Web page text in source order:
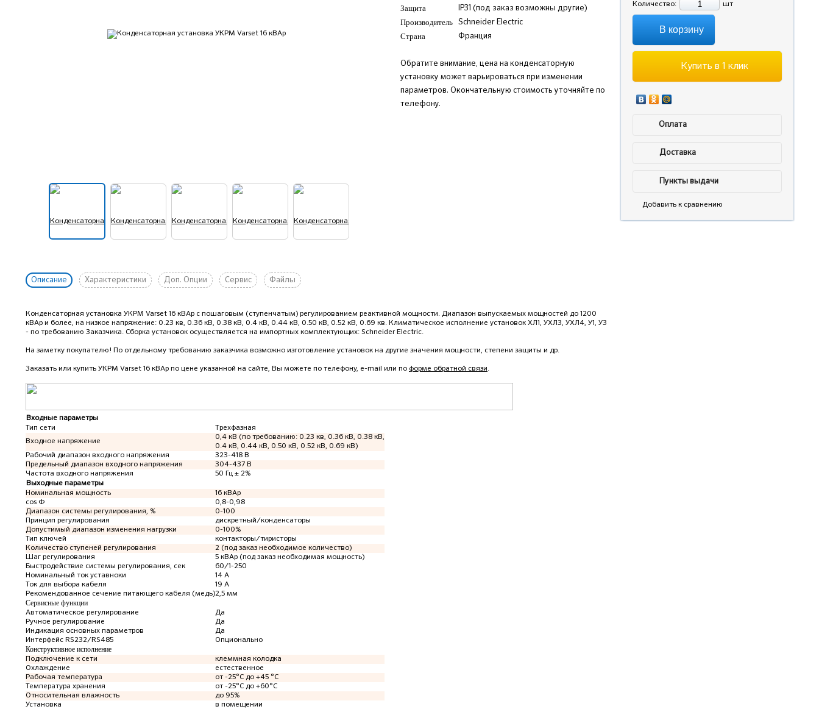
Количество: шт
В корзину
Купить в 1 клик
Оплата
Доставка
Пункты выдачи
Добавить к сравнению
Защита IP31 (под заказ возможны другие)
Производитель Schneider Electric
Страна Франция
Обратите внимание, цена на конденсаторную
установку может варьироваться при изменении
параметров. Окончательную стоимость уточняйте по
телефону.
Описание Характеристики Доп. Опции Сервис Файлы
Конденсаторная установка УКРМ Varset 16 кВАр с пошаговым (ступенчатым) регулированием реактивной мощности. Диапазон выпускаемых мощностей до 1200
кВАр и более, на низкое напряжение: 0.23 кв, 0.36 кВ, 0.38 кВ, 0.4 кВ, 0.44 кВ, 0.50 кВ, 0.52 кВ, 0.69 кв. Климатическое исполнение установок ХЛ1, УХЛ3, УХЛ4, У1, У3
- по требованию Заказчика. Сборка установок осуществляется на импортных комплектующих: Schneider Electric.
На заметку покупателю! По отдельному требованию заказчика возможно изготовление установок на другие значения мощности, степени защиты и др.
Заказать или купить УКРМ Varset 16 кВАр по цене указанной на сайте, Вы можете по телефону, e-mail или по форме обратной связи.
Входные параметры
Тип сети
Трехфазная
Входное напряжение
0,4 кВ (по требованию: 0.23 кв, 0.36 кВ, 0.38 кВ,
0.4 кВ, 0.44 кВ, 0.50 кВ, 0.52 кВ, 0.69 кВ)
Рабочий диапазон входного напряжения
323-418 В
Предельный диапазон входного напряжения
304-437 В
Частота входного напряжения
50 Гц ± 2%
Выходные параметры
Номинальная мощность
16 кВАр
cos Ф
0,8-0,98
Диапазон системы регулирования, %
0-100
Принцип регулирования
дискретный/конденсаторы
Допустимый диапазон изменения нагрузки
0-100%
Тип ключей
контакторы/тиристоры
Количество ступеней регулирования
2 (под заказ необходимое количество)
Шаг регулирования
5 кВАр (под заказ необходимая мощность)
Быстродействие системы регулирования, сек
60/1-250
Номинальный ток уставноки
14 А
Ток для выбора кабеля
19 А
Рекомендованное сечение питающего кабеля (медь)2,5 мм
Сервисные функции
Автоматическое регулирование
Да
Ручное регулирование
Да
Индикация основных параметров
Да
Интерфейс RS232/RS485
Опционально
Конструктивное исполнение
Подключение к сети
клеммная колодка
Охлаждение
естественное
Рабочая температура
от -25°C до +45 °C
Температура хранения
от -25°C до +60°C
Относительная влажность
до 95%
Установка
в помещении